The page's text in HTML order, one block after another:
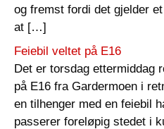
og fremst fordi det gjelder
at […]
Feiebil veltet på E16
Det er torsdag ettermiddag
på E16 fra Gardermoen i
en tilhenger med en feiebil
passerer foreløpig stedet i